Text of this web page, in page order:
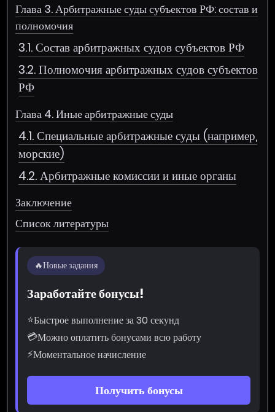
Глава 3. Арбитражные суды субъектов РФ: состав и
полномочия
3.1. Состав арбитражных судов субъектов РФ
3.2. Полномочия арбитражных судов субъектов
РФ
Глава 4. Иные арбитражные суды
4.1. Специальные арбитражные суды (например,
морские)
4.2. Арбитражные комиссии и иные органы
Заключение
Список литературы
🔥Новые задания
Заработайте бонусы!
⭐Быстрое выполнение за 30 секунд
💳Можно оплатить бонусами всю работу
⚡Моментальное начисление
Получить бонусы